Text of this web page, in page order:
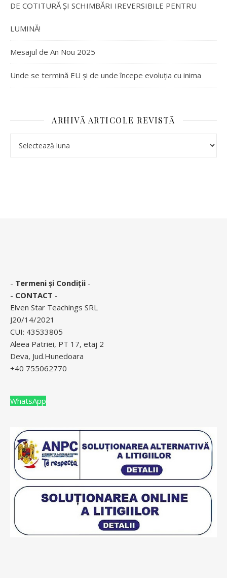
DE COTITURĂ ȘI SCHIMBĂRI IREVERSIBILE PENTRU
LUMINĂ!
Mesajul de An Nou 2025
Unde se termină EU și de unde începe evoluția cu inima
ARHIVĂ ARTICOLE REVISTĂ
- Termeni și Condiții -
- CONTACT -
Elven Star Teachings SRL
J20/14/2021
CUI: 43533805
Aleea Patriei, PT 17, etaj 2
Deva, Jud.Hunedoara
+40 755062770
WhatsApp